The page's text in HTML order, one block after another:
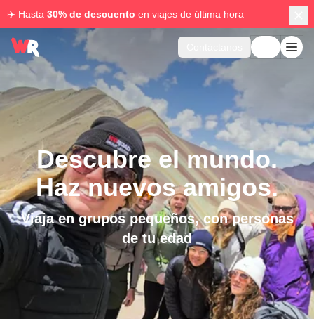
✈️ Hasta 30% de descuento en viajes de última hora
Descubre el mundo.
Haz nuevos amigos.
Viaja en grupos pequeños, con personas
de tu edad